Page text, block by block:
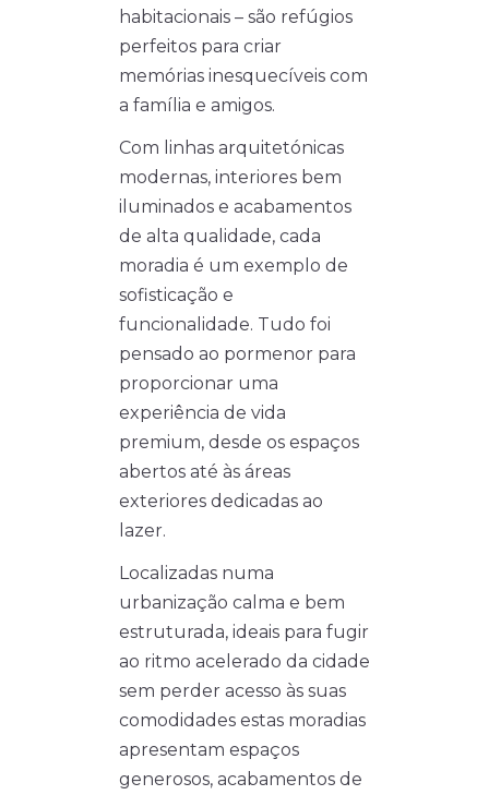
habitacionais – são refúgios
perfeitos para criar
memórias inesquecíveis com
a família e amigos.
Com linhas arquitetónicas
modernas, interiores bem
iluminados e acabamentos
de alta qualidade, cada
moradia é um exemplo de
sofisticação e
funcionalidade. Tudo foi
pensado ao pormenor para
proporcionar uma
experiência de vida
premium, desde os espaços
abertos até às áreas
exteriores dedicadas ao
lazer.
Localizadas numa
urbanização calma e bem
estruturada, ideais para fugir
ao ritmo acelerado da cidade
sem perder acesso às suas
comodidades estas moradias
apresentam espaços
generosos, acabamentos de